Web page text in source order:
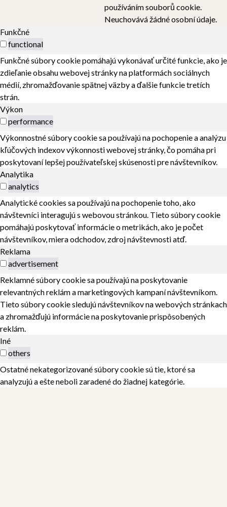
používáním souborů cookie.
Neuchovává žádné osobní údaje.
Funkčné
functional
Funkčné súbory cookie pomáhajú vykonávať určité funkcie, ako je
zdieľanie obsahu webovej stránky na platformách sociálnych
médií, zhromažďovanie spätnej väzby a ďalšie funkcie tretích
strán.
Výkon
performance
Výkonnostné súbory cookie sa používajú na pochopenie a analýzu
kľúčových indexov výkonnosti webovej stránky, čo pomáha pri
poskytovaní lepšej používateľskej skúsenosti pre návštevníkov.
Analytika
analytics
Analytické cookies sa používajú na pochopenie toho, ako
návštevníci interagujú s webovou stránkou. Tieto súbory cookie
pomáhajú poskytovať informácie o metrikách, ako je počet
návštevníkov, miera odchodov, zdroj návštevnosti atď.
Reklama
advertisement
Reklamné súbory cookie sa používajú na poskytovanie
relevantných reklám a marketingových kampaní návštevníkom.
Tieto súbory cookie sledujú návštevníkov na webových stránkach
a zhromažďujú informácie na poskytovanie prispôsobených
reklám.
Iné
others
Ostatné nekategorizované súbory cookie sú tie, ktoré sa
analyzujú a ešte neboli zaradené do žiadnej kategórie.